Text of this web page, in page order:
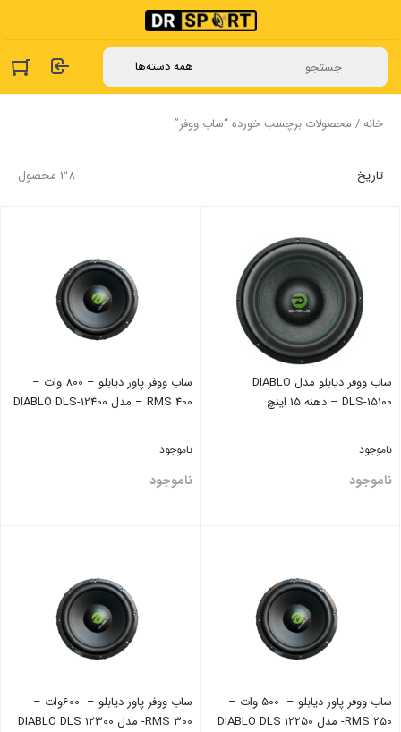
خانه/ محصولات برچسب خورده “ساب ووفر”
38 محصول تاریخ
ساب ووفر دیابلو مدل DIABLO
DLS-۱۵۱۰۰ – دهنه 15 اینچ
ناموجود
ناموجود
ساب ووفر پاور دیابلو – 800 وات –
RMS 400 – مدل DIABLO DLS-12400
ناموجود
ناموجود
ساب ووفر پاور دیابلو – 500 وات –
RMS 250- مدل DIABLO DLS 12250
ساب ووفر پاور دیابلو – 600وات –
RMS 300- مدل DIABLO DLS 12300